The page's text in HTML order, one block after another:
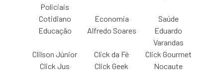
Policiais
Cotidiano Economia
Saúde
Educação
Alfredo Soares
Eduardo
Varandas
Clilson Júnior
Click da Fé
Click Gourmet
Click Jus
Click Geek Nocaute